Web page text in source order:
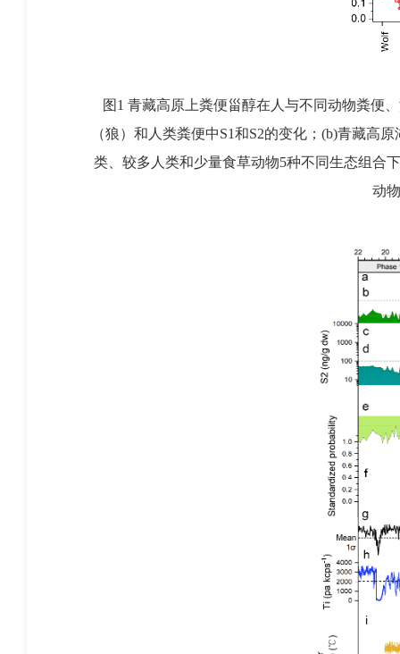
图1 青藏高原上粪便甾醇在人与不同动物粪便
（狼）和人类粪便中S1和S2的变化；(b)青藏高
类、较多人类和少量食草动物5种不同生态组合
动